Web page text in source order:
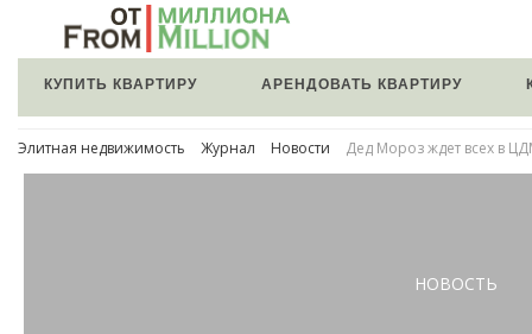
КУПИТЬ КВАРТИРУ АРЕНДОВАТЬ КВАРТИРУ
Элитная недвижимость Журнал Новости Дед Мороз ждет всех в
НОВОСТЬ